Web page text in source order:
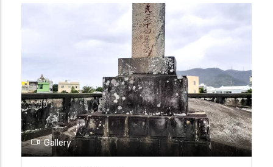
遭毀損而無法辨識。1996年，海洋生物博物
館興建時，墾丁國家公園管理處將周圍加以整
理，並設置解說牌說明。2010年，屏東縣政
府依據文化資產保存法公告登錄為歷史建築，
為牡丹社事件重要歷史遺跡。
Gallery